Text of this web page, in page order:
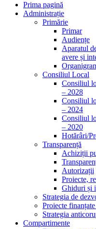
Prima pagină
Administrație
Primărie
Primar
Audiențe
Aparatul
avere și
Consiliul Local
Consiliul
– 2028
Consiliul
– 2024
Consiliul
– 2020
Hotărâri/
Transparență
Achiziții
Autorizații
Proiecte,
Ghiduri și
Strategia de
Proiecte
Strategia
Compartimente